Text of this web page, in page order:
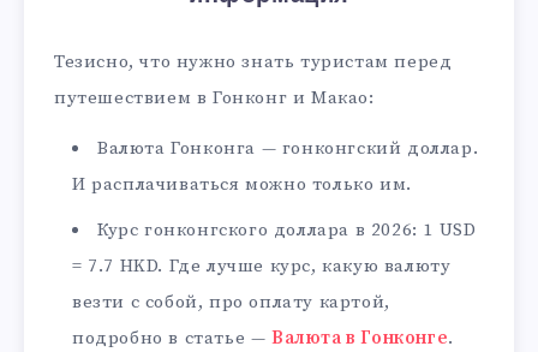
Тезисно, что нужно знать туристам перед
путешествием в Гонконг и Макао:
Валюта Гонконга — гонконгский доллар.
И расплачиваться можно только им.
Курс гонконгского доллара в 2026: 1 USD
= 7.7 HKD. Где лучше курс, какую валюту
везти с собой, про оплату картой,
подробно в статье — Валюта в Гонконге.